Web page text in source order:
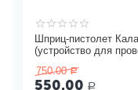
Шприц-пистолет
(устройство для
одноразовыми)
750.00 Р
550.00 Р